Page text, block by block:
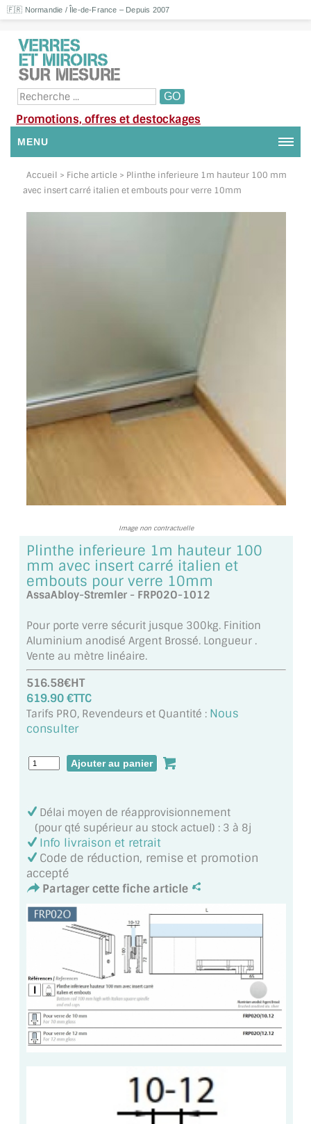
🇫🇷 Normandie / Île-de-France – Depuis 2007
Promotions, offres et destockages
MENU
NOUS CONTACTER
INSPIRATIONS ET NOUVEAUTÉS
AMBIANCE LAITON BROSSÉ
MIROIRS VIEILLIS AMBIANCE BRASSERIE
LOTS DE MIROIRS EN MOZAÏQUE
MIROIR POUR PORTE
MIROIR DE SALLE DE BAIN
MIROIR PAROI DE DOUCHE
MIROIR POUR SALLE DE SPORT
MIROIR POUR SALLE DE DANSE
MIROIR ENCADRÉ
VERRE SUR MESURE
VERRE EXTRACLAIR
VERRE TREMPÉ (SÉCURIT)
PAROI DE DOUCHE
VERRE FEUILLETÉ
VERRE ANTI-REFLET
VERRE LAQUÉ/CRÉDENCE
VERRE FEUILLETÉ/TREMPÉ
Accueil > Fiche article > Plinthe inferieure 1m hauteur 100 mm
avec insert carré italien et embouts pour verre 10mm
Image non contractuelle
Plinthe inferieure 1m hauteur 100
mm avec insert carré italien et
embouts pour verre 10mm
AssaAbloy-Stremler - FRP02O-1012
Pour porte verre sécurit jusque 300kg. Finition
Aluminium anodisé Argent Brossé. Longueur .
Vente au mètre linéaire.
516.58€HT
619.90 €TTC
Tarifs PRO, Revendeurs et Quantité : Nous
consulter
Délai moyen de réapprovisionnement
(pour qté supérieur au stock actuel) : 3 à 8j
Info livraison et retrait
Code de réduction, remise et promotion
accepté
Partager cette fiche article